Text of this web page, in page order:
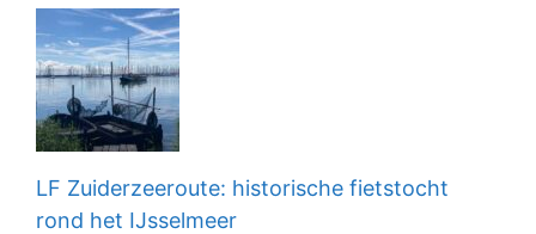
LF Zuiderzeeroute: historische fietstocht
rond het IJsselmeer